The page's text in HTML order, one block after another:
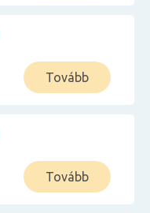
Tovább
Tovább